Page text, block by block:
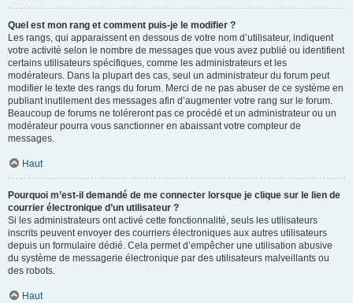
Quel est mon rang et comment puis-je le modifier ?
Les rangs, qui apparaissent en dessous de votre nom d’utilisateur, indiquent
votre activité selon le nombre de messages que vous avez publié ou identifient
certains utilisateurs spécifiques, comme les administrateurs et les
modérateurs. Dans la plupart des cas, seul un administrateur du forum peut
modifier le texte des rangs du forum. Merci de ne pas abuser de ce système en
publiant inutilement des messages afin d’augmenter votre rang sur le forum.
Beaucoup de forums ne toléreront pas ce procédé et un administrateur ou un
modérateur pourra vous sanctionner en abaissant votre compteur de
messages.
Haut
Pourquoi m’est-il demandé de me connecter lorsque je clique sur le lien de
courrier électronique d’un utilisateur ?
Si les administrateurs ont activé cette fonctionnalité, seuls les utilisateurs
inscrits peuvent envoyer des courriers électroniques aux autres utilisateurs
depuis un formulaire dédié. Cela permet d’empêcher une utilisation abusive
du système de messagerie électronique par des utilisateurs malveillants ou
des robots.
Haut